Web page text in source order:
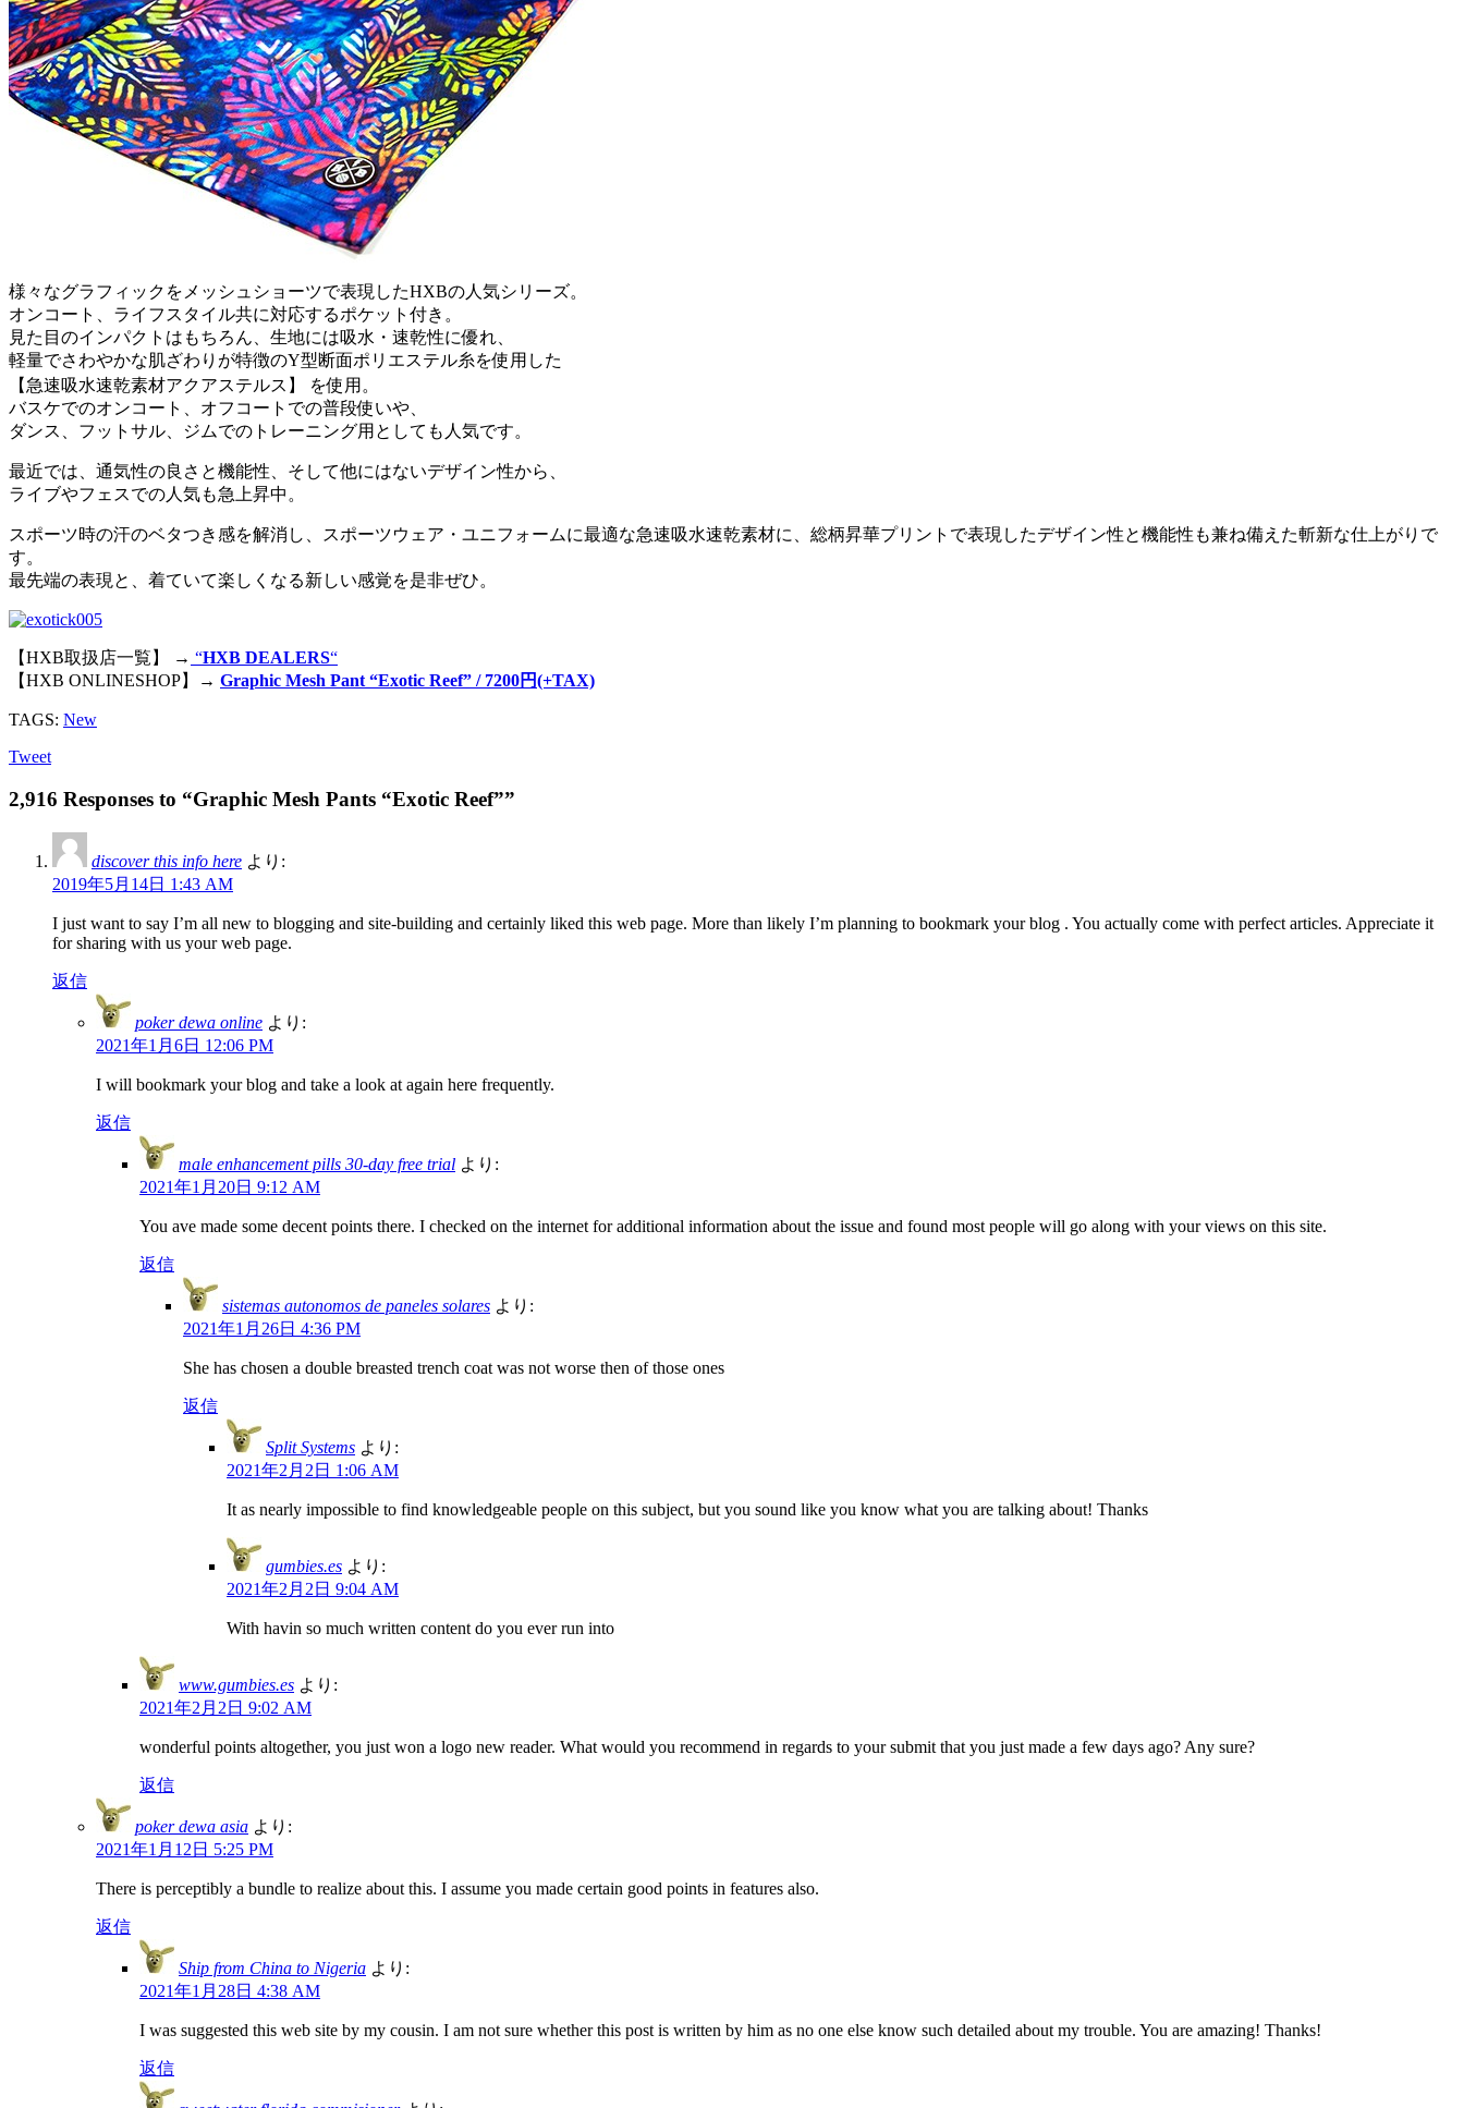
様々なグラフィックをメッシュショーツで表現したHXBの人気シリーズ。
オンコート、ライフスタイル共に対応するポケット付き。
見た目のインパクトはもちろん、生地には吸水・速乾性に優れ、
軽量でさわやかな肌ざわりが特徴のY型断面ポリエステル糸を使用した
【急速吸水速乾素材アクアステルス】 を使用。
バスケでのオンコート、オフコートでの普段使いや、
ダンス、フットサル、ジムでのトレーニング用としても人気です。
最近では、通気性の良さと機能性、そして他にはないデザイン性から、
ライブやフェスでの人気も急上昇中。
スポーツ時の汗のベタつき感を解消し、スポーツウェア・ユニフォームに最適な急速吸水速乾素材に、総柄昇華プリントで表現したデザイン性と機能性も兼ね備えた斬新な仕上がりで
す。
最先端の表現と、着ていて楽しくなる新しい感覚を是非ぜひ。
【HXB取扱店一覧】 → “HXB DEALERS“
【HXB ONLINESHOP】→ Graphic Mesh Pant “Exotic Reef” / 7200円(+TAX)
TAGS: New
Tweet
2,916 Responses to “Graphic Mesh Pants “Exotic Reef””
discover this info here より:
2019年5月14日 1:43 AM
I just want to say I’m all new to blogging and site-building and certainly liked this web page. More than likely I’m planning to bookmark your blog . You actually come with perfect articles. Appreciate it
for sharing with us your web page.
返信
poker dewa online より:
2021年1月6日 12:06 PM
I will bookmark your blog and take a look at again here frequently.
返信
male enhancement pills 30-day free trial より:
2021年1月20日 9:12 AM
You ave made some decent points there. I checked on the internet for additional information about the issue and found most people will go along with your views on this site.
返信
sistemas autonomos de paneles solares より:
2021年1月26日 4:36 PM
She has chosen a double breasted trench coat was not worse then of those ones
返信
Split Systems より:
2021年2月2日 1:06 AM
It as nearly impossible to find knowledgeable people on this subject, but you sound like you know what you are talking about! Thanks
gumbies.es より:
2021年2月2日 9:04 AM
With havin so much written content do you ever run into
www.gumbies.es より:
2021年2月2日 9:02 AM
wonderful points altogether, you just won a logo new reader. What would you recommend in regards to your submit that you just made a few days ago? Any sure?
返信
poker dewa asia より:
2021年1月12日 5:25 PM
There is perceptibly a bundle to realize about this. I assume you made certain good points in features also.
返信
Ship from China to Nigeria より:
2021年1月28日 4:38 AM
I was suggested this web site by my cousin. I am not sure whether this post is written by him as no one else know such detailed about my trouble. You are amazing! Thanks!
返信